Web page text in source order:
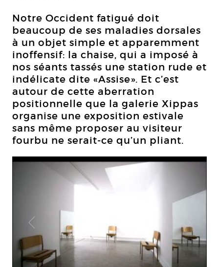
Notre Occident fatigué doit
beaucoup de ses maladies dorsales
à un objet simple et apparemment
inoffensif: la chaise, qui a imposé à
nos séants tassés une station rude et
indélicate dite «Assise». Et c’est
autour de cette aberration
positionnelle que la galerie Xippas
organise une exposition estivale
sans même proposer au visiteur
fourbu ne serait-ce qu’un pliant.